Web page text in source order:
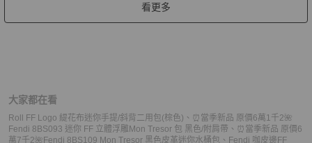
看更多
大家都在看
Roll FF Logo 緹花布迷你手提/斜背二用包(棕色) 、 ⏰當季新品 原價6萬1千2🌺
Fendi 8BS093 迷你 FF 立體浮雕Mon Tresor 包 黑色/附肩帶 、 ⏰當季新品 原價6
萬7千2🌺Fendi 8BS109 Mon Tresor 黑色皮革迷你水桶包 、 Fendi 咖皮邊FF